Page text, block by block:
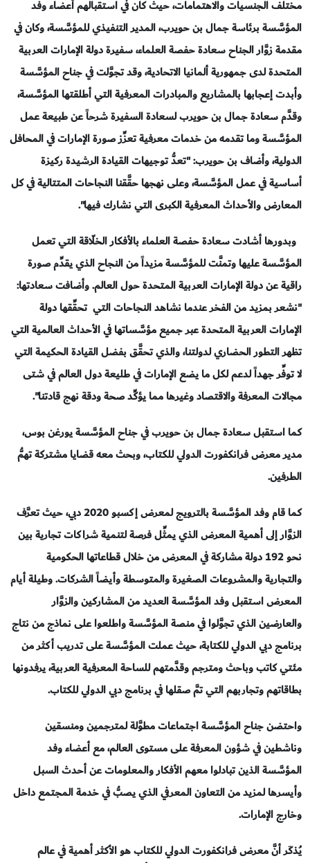
مختلف الجنسيات والاهتمامات، حيث كان في استقبالهم أعضاء وفد
المؤسَّسة برئاسة جمال بن حويرب، المدير التنفيذي للمؤسَّسة، وكان في
مقدمة زوَّار الجناح سعادة حفصة العلماء، سفيرة دولة الإمارات العربية
المتحدة لدى جمهورية ألمانيا الاتحادية، وقد تجوَّلت في جناح المؤسَّسة
وأبدت إعجابها بالمشاريع والمبادرات المعرفية التي أطلقتها المؤسَّسة،
وقدَّم سعادة جمال بن حويرب لسعادة السفيرة شرحاً عن طبيعة عمل
المؤسَّسة وما تقدمه من خدمات معرفية تعزِّز صورة الإمارات في المحافل
الدولية، وأضاف بن حويرب: "تعدُّ توجيهات القيادة الرشيدة ركيزة
أساسية في عمل المؤسَّسة، وعلى نهجها حقَّقنا النجاحات المتتالية في كل
المعارض والأحداث المعرفية الكبرى التي نشارك فيها".
وبدورها أشادت سعادة حفصة العلماء بالأفكار الخلّاقة التي تعمل
المؤسَّسة عليها وتمنَّت للمؤسَّسة مزيداً من النجاح الذي يقدِّم صورة
راقية عن دولة الإمارات العربية المتحدة حول العالم. وأضافت سعادتها:
"نشعر بمزيد من الفخر عندما نشاهد النجاحات التي تحقِّقها دولة
الإمارات العربية المتحدة عبر جميع مؤسَّساتها في الأحداث العالمية التي
تظهر التطور الحضاري لدولتنا، والذي تحقَّق بفضل القيادة الحكيمة التي
لا توفِّر جهداً لدعم لكل ما يضع الإمارات في طليعة دول العالم في شتى
مجالات المعرفة والاقتصاد وغيرها مما يؤكِّد صحة ودقة نهج قادتنا".
كما استقبل سعادة جمال بن حويرب في جناح المؤسَّسة يورغن بوس،
مدير معرض فرانكفورت الدولي للكتاب، وبحث معه قضايا مشتركة تهمُّ
الطرفين.
كما قام وفد المؤسَّسة بالترويج لمعرض إكسبو 2020 دبي، حيث تعرَّف
الزوَّار إلى أهمية المعرض الذي يمثِّل فرصة لتنمية شراكات تجارية بين
نحو 192 دولة مشاركة في المعرض من خلال قطاعاتها الحكومية
والتجارية والمشروعات الصغيرة والمتوسطة وأيضاً الشركات. وطيلة أيام
المعرض استقبل وفد المؤسَّسة العديد من المشاركين والزوَّار
والعارضين الذي تجوَّلوا في منصة المؤسَّسة واطلعوا على نماذج من نتاج
برنامج دبي الدولي للكتابة، حيث عملت المؤسَّسة على تدريب أكثر من
مئتي كاتب وباحث ومترجم وقدَّمتهم للساحة المعرفية العربية، يرفدونها
بطاقاتهم وتجاربهم التي تمَّ صقلها في برنامج دبي الدولي للكتاب.
واحتضن جناح المؤسَّسة اجتماعات مطوَّلة لمترجمين ومنسقين
وناشطين في شؤون المعرفة على مستوى العالم، مع أعضاء وفد
المؤسَّسة الذين تبادلوا معهم الأفكار والمعلومات عن أحدث السبل
وأيسرها لمزيد من التعاون المعرفي الذي يصبُّ في خدمة المجتمع داخل
وخارج الإمارات.
يُذكَر أنَّ معرض فرانكفورت الدولي للكتاب هو الأكثر أهمية في عالم